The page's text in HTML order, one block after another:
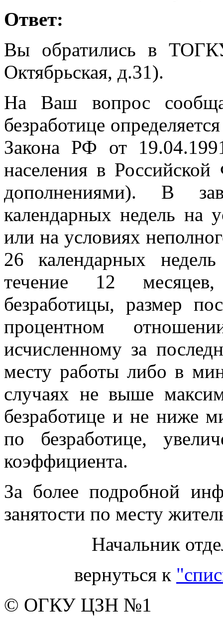
Ответ:
Вы обратились в
Октябрьская, д.31).
На Ваш вопрос
безработице
Закона РФ от
населения в
дополнениями). В
календарных недель на
или на условиях
26 календарных
течение 12 месяцев,
безработицы, размер
процентном
исчисленному за
месту работы либо в
случаях не выше
безработице и не ниже
по безработице,
коэффициента.
За более подробной
занятости по месту
Начальник
вернуться к
© ОГКУ ЦЗН №1